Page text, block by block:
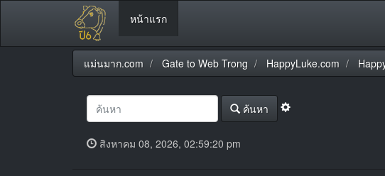
หน้าแรก
แม่นมาก.com Gate to Web Trong HappyLuke.com
ค้นหา
สิงหาคม 08, 2026, 02:59:20 pm